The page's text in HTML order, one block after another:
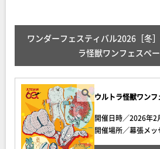
ワンダーフェスティバル2026［冬
ラ怪獣ワンフェスペ
ウルトラ怪獣ワンフ
開催日時／2026年
開催場所／幕張メ